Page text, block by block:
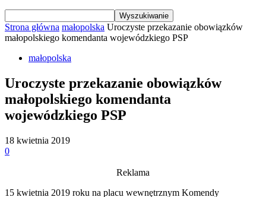
Strona główna małopolska Uroczyste przekazanie obowiązków
małopolskiego komendanta wojewódzkiego PSP
małopolska
Uroczyste przekazanie obowiązków
małopolskiego komendanta
wojewódzkiego PSP
18 kwietnia 2019
0
Reklama
15 kwietnia 2019 roku na placu wewnętrznym Komendy